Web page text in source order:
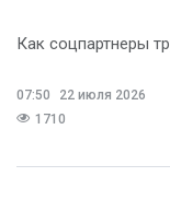
Как соцпартнеры
07:50
22 июля 2026
1710